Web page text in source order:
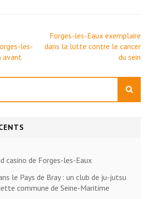
les-
avant
Forges-les-Eaux exemplaire
dans la lutte contre le cancer
du sein
casino de Forges-les-Eaux
le Pays de Bray : un club de ju-jutsu
commune de Seine-Maritime